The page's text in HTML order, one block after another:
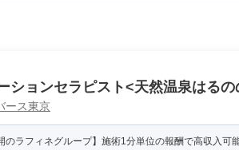
ションセラピスト<天然温泉はるの
ース東京
のラフィネグループ】施術1分単位の報酬で高収入